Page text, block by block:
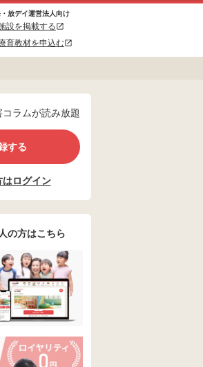
放デイ運営法人向け
設を掲載する
育教材を申込む
ラムが読み放題
する
ログイン
の方はこちら